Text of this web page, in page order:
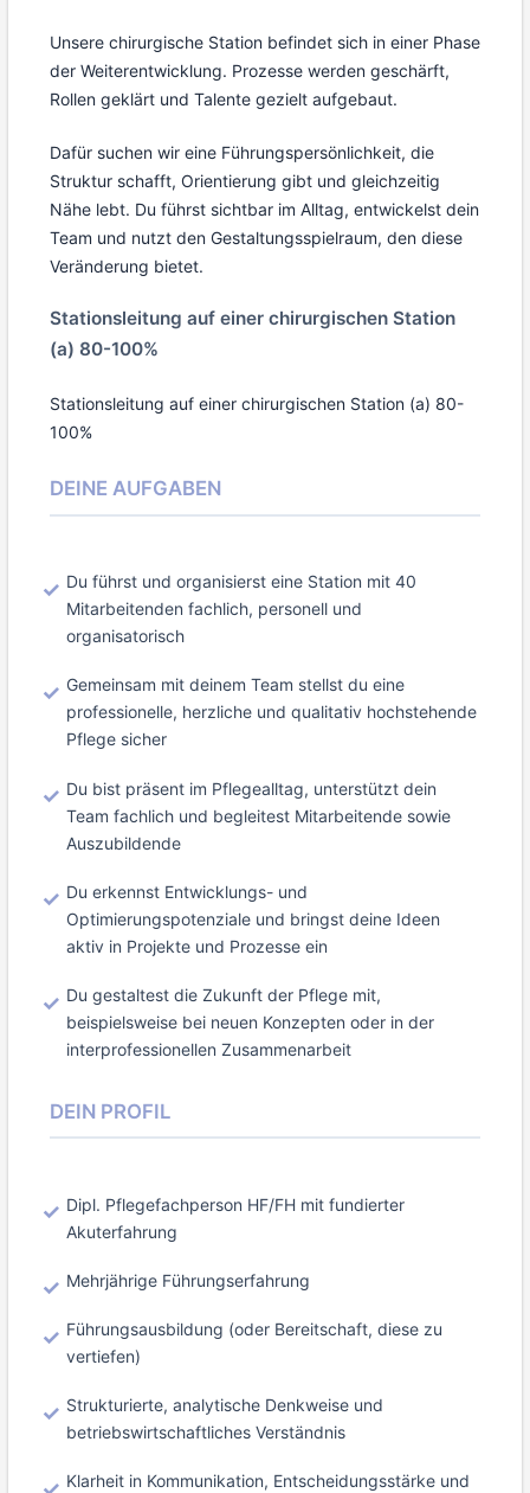
Unsere chirurgische Station befindet sich in einer Phase
der Weiterentwicklung. Prozesse werden geschärft,
Rollen geklärt und Talente gezielt aufgebaut.
Dafür suchen wir eine Führungspersönlichkeit, die
Struktur schafft, Orientierung gibt und gleichzeitig
Nähe lebt. Du führst sichtbar im Alltag, entwickelst dein
Team und nutzt den Gestaltungsspielraum, den diese
Veränderung bietet.
Stationsleitung auf einer chirurgischen Station
(a) 80-100%
Stationsleitung auf einer chirurgischen Station (a) 80-
100%
DEINE AUFGABEN
Du führst und organisierst eine Station mit 40
Mitarbeitenden fachlich, personell und
organisatorisch
Gemeinsam mit deinem Team stellst du eine
professionelle, herzliche und qualitativ hochstehende
Pflege sicher
Du bist präsent im Pflegealltag, unterstützt dein
Team fachlich und begleitest Mitarbeitende sowie
Auszubildende
Du erkennst Entwicklungs- und
Optimierungspotenziale und bringst deine Ideen
aktiv in Projekte und Prozesse ein
Du gestaltest die Zukunft der Pflege mit,
beispielsweise bei neuen Konzepten oder in der
interprofessionellen Zusammenarbeit
DEIN PROFIL
Dipl. Pflegefachperson HF/FH mit fundierter
Akuterfahrung
Mehrjährige Führungserfahrung
Führungsausbildung (oder Bereitschaft, diese zu
vertiefen)
Strukturierte, analytische Denkweise und
betriebswirtschaftliches Verständnis
Klarheit in Kommunikation, Entscheidungsstärke und